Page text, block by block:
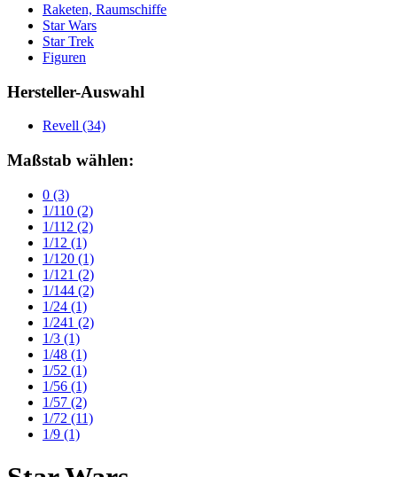
Raketen, Raumschiffe
Star Wars
Star Trek
Figuren
Hersteller-Auswahl
Revell (34)
Maßstab wählen:
0 (3)
1/110 (2)
1/112 (2)
1/12 (1)
1/120 (1)
1/121 (2)
1/144 (2)
1/24 (1)
1/241 (2)
1/3 (1)
1/48 (1)
1/52 (1)
1/56 (1)
1/57 (2)
1/72 (11)
1/9 (1)